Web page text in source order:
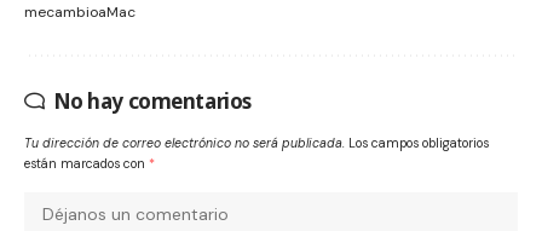
mecambioaMac
No hay comentarios
Tu dirección de correo electrónico no será publicada. Los campos obligatorios
están marcados con *